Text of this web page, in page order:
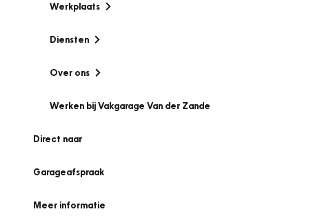
Werkplaats
Diensten
Over ons
Werken bij Vakgarage Van der Zande
Direct naar
Garageafspraak
Meer informatie